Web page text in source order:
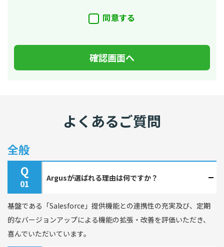
同意する
よくあるご質問
全般
Q
Argusが選ばれる理由は何ですか？
基盤である「Salesforce」提供機能との連携性の充実及び、定期
的なバージョンアップによる機能の拡張・改善を評価いただき、
喜んでいただいています。